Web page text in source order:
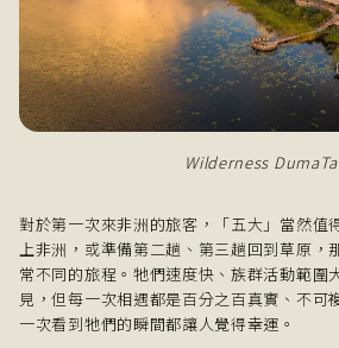
Wilderness
對於第一次來非洲的旅客，「五大」當然值
上非洲，或準備第二趟、第三趟回到草原，
常不同的旅程。牠們速度快、族群活動範圍
見，但每一次相遇都是百分之百真實、不可
一次看到牠們的瞬間都讓人覺得幸運。